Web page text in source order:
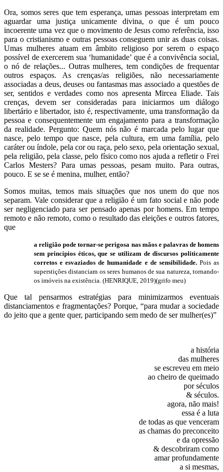
Ora, somos seres que tem esperança, umas pessoas interpretam em
aguardar uma justiça unicamente divina, o que é um pouco
incoerente uma vez que o movimento de Jesus como referência, isso
para o cristianismo e outras pessoas conseguem unir as duas coisas.
Umas mulheres atuam em âmbito religioso por serem o espaço
possível de exercerem sua ‘humanidade’ que é a convivência social,
o nó de relações... Outras mulheres, tem condições de frequentar
outros espaços. As crenças/as religiões, não necessariamente
associadas a deus, deuses ou fantasmas mas associado a questões de
ser, sentidos e verdades como nos apresenta Mircea Eliade. Tais
crenças, devem ser consideradas para iniciarmos um diálogo
libertário e libertador, isto é, respectivamente, uma transformação da
pessoa e consequentemente um engajamento para a transformação
da realidade. Pergunto: Quem nós não é marcada pelo lugar que
nasce, pelo tempo que nasce, pela cultura, em uma família, pelo
caráter ou índole, pela cor ou raça, pelo sexo, pela orientação sexual,
pela religião, pela classe, pelo físico como nos ajuda a refletir o Frei
Carlos Mesters? Para umas pessoas, pesam muito. Para outras,
pouco. E se se é menina, mulher, então?
Somos muitas, temos mais situações que nos unem do que nos
separam. Vale considerar que a religião é um fato social e não pode
ser negligenciado para ser pensado apenas por homens. Em tempo
remoto e não remoto, como o resultado das eleições e outros fatores,
que
a religião pode tornar-se perigosa nas mãos e palavras de homens
sem princípios éticos, que se utilizam de discursos politicamente
corretos e esvaziados de humanidade e de sensibilidade.Pois as
superstições distanciam os seres humanos de sua natureza, tornando-
os imóveis na existência. (HENRIQUE, 2019)(grifo meu)
Que tal pensarmos estratégias para minimizarmos eventuais
distanciamentos e fragmentações? Porque, “para mudar a sociedade
do jeito que a gente quer, participando sem medo de ser mulher(es)”
a história
das mulheres
se escreveu em meio
ao cheiro de queimado
por séculos
& séculos.
agora, não mais!
essa é a luta
de todas as que venceram
as chamas do preconceito
e da opressão
& descobriram como
amar profundamente
a si mesmas,